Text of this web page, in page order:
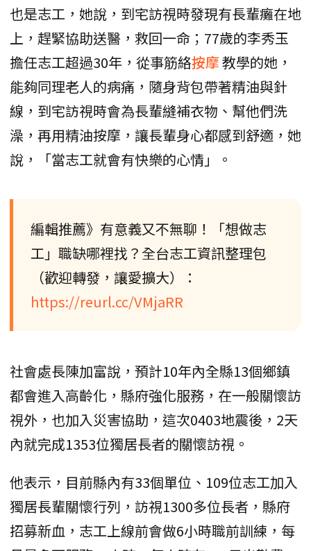
也是志工，她說，到宅訪視時發現有長輩癱在地
上，趕緊協助送醫，救回一命；77歲的李秀玉
擔任志工超過30年，從事筋絡按摩教學的她，
能夠同理老人的病痛，隨身背包帶著精油與針
線，到宅訪視時會為長輩縫補衣物、幫他們洗
澡，再用精油按摩，讓長輩身心都感到舒適，她
說，「當志工就會有快樂的心情」。
編輯推薦》有意義又不無聊！「想做志
工」職缺哪裡找？全台志工資訊整理包
（歡迎轉發，讓愛擴大）：
https://reurl.cc/VMjaRR
社會處長陳加富說，預計10年內全縣13個鄉鎮
都會進入高齡化，縣府強化服務，在一般關懷訪
視外，也加入災害協助，這次0403地震後，2天
內就完成1353位獨居長者的關懷訪視。
他表示，目前縣內有33個單位、109位志工加入
獨居長輩關懷行列，訪視1300多位長者，縣府
招募新血，志工上線前會做6小時職前訓練，每